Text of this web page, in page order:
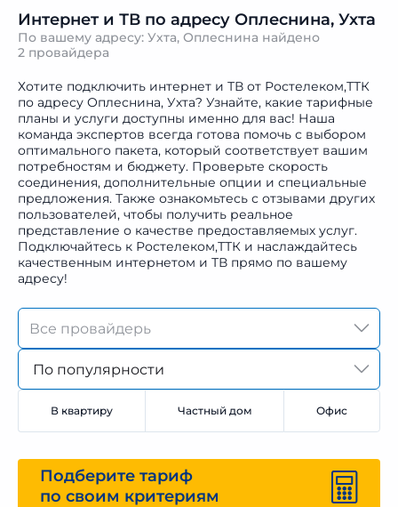
Интернет и ТВ по адресу Оплеснина, Ухта
По вашему адресу: Ухта, Оплеснина найдено
2 провайдера
Хотите подключить интернет и ТВ от Ростелеком,ТТК
по адресу Оплеснина, Ухта? Узнайте, какие тарифные
планы и услуги доступны именно для вас! Наша
команда экспертов всегда готова помочь с выбором
оптимального пакета, который соответствует вашим
потребностям и бюджету. Проверьте скорость
соединения, дополнительные опции и специальные
предложения. Также ознакомьтесь с отзывами других
пользователей, чтобы получить реальное
представление о качестве предоставляемых услуг.
Подключайтесь к Ростелеком,ТТК и наслаждайтесь
качественным интернетом и ТВ прямо по вашему
адресу!
По популярности
В квартиру Частный дом Офис
Подберите тариф
по своим критериям